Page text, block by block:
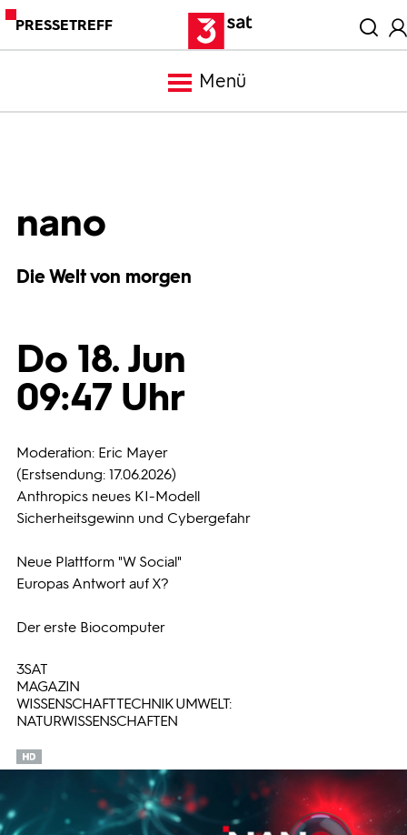
PRESSETREFF
Menü
3sat
nano
Die Welt von morgen
Do 18. Jun
09:47 Uhr
Moderation: Eric Mayer
(Erstsendung: 17.06.2026)
Anthropics neues KI-Modell
Sicherheitsgewinn und Cybergefahr
Neue Plattform "W Social"
Europas Antwort auf X?
Der erste Biocomputer
3SAT
MAGAZIN
WISSENSCHAFT TECHNIK UMWELT:
NATURWISSENSCHAFTEN